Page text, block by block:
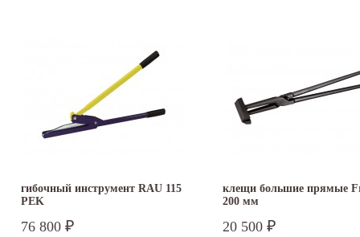
гибочный инструмент RAU 115
PEK
76 800 ₽
клещи большие прямые
200 мм
20 500 ₽